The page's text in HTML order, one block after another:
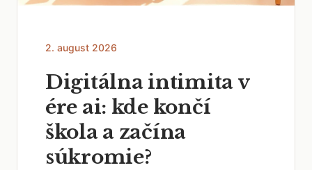
2. august 2026
Digitálna intimita v
ére ai: kde končí
škola a začína
súkromie?